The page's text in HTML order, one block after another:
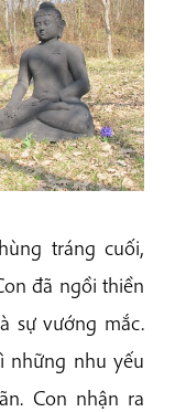
tráng cuối,
đã ngồi thiền
sự vướng mắc.
những nhu yếu
Con nhận ra